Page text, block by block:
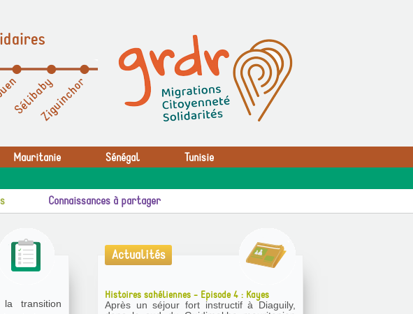
Mauritanie Sénégal Tunisie
Connaissances à partager
transition
Actualités
Histoires sahéliennes - Episode 4 : Kayes
Après un séjour fort instructif à Diaguily,